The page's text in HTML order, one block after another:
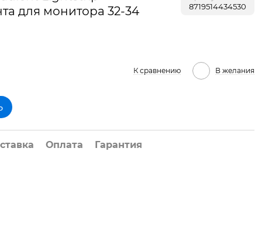
для монитора 32-34
8719514434530
К сравнению В желания
Оплата Гарантия